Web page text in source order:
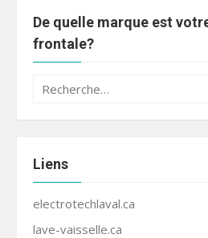
De quelle marque est
frontale?
Recherche
Liens
electrotechlaval.ca
lave-vaisselle.ca